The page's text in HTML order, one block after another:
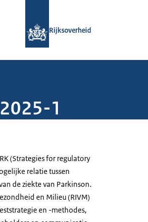
Rijksoverheid
1
(Strategies for regulatory
relatie tussen
de ziekte van Parkinson.
en Milieu (RIVM)
en -methodes,